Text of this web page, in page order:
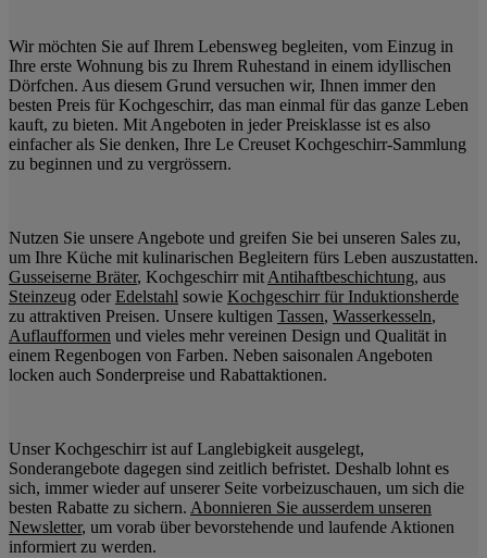
Wir möchten Sie auf Ihrem Lebensweg begleiten, vom Einzug in
Ihre erste Wohnung bis zu Ihrem Ruhestand in einem idyllischen
Dörfchen. Aus diesem Grund versuchen wir, Ihnen immer den
besten Preis für Kochgeschirr, das man einmal für das ganze Leben
kauft, zu bieten. Mit Angeboten in jeder Preisklasse ist es also
einfacher als Sie denken, Ihre Le Creuset Kochgeschirr-Sammlung
zu beginnen und zu vergrössern.
Nutzen Sie unsere Angebote und greifen Sie bei unseren Sales zu,
um Ihre Küche mit kulinarischen Begleitern fürs Leben auszustatten.
Gusseiserne Bräter, Kochgeschirr mit Antihaftbeschichtung, aus
Steinzeug oder Edelstahl sowie Kochgeschirr für Induktionsherde
zu attraktiven Preisen. Unsere kultigen Tassen, Wasserkesseln,
Auflaufformen und vieles mehr vereinen Design und Qualität in
einem Regenbogen von Farben. Neben saisonalen Angeboten
locken auch Sonderpreise und Rabattaktionen.
Unser Kochgeschirr ist auf Langlebigkeit ausgelegt,
Sonderangebote dagegen sind zeitlich befristet. Deshalb lohnt es
sich, immer wieder auf unserer Seite vorbeizuschauen, um sich die
besten Rabatte zu sichern. Abonnieren Sie ausserdem unseren
Newsletter, um vorab über bevorstehende und laufende Aktionen
informiert zu werden.